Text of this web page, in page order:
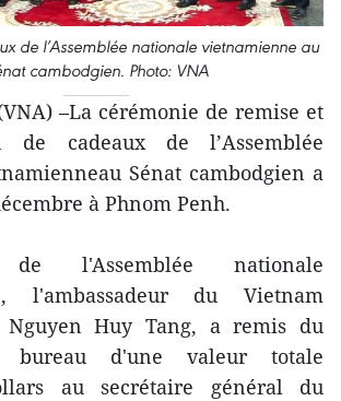
de l’Assemblée nationale vietnamienne au
cambodgien. Photo: VNA
–La cérémonie de remise et
de cadeaux de l’Assemblée
Sénat cambodgien a
à Phnom Penh.
l'Assemblée nationale
l'ambassadeur du Vietnam
Nguyen Huy Tang, a remis du
bureau d'une valeur totale
au secrétaire général du